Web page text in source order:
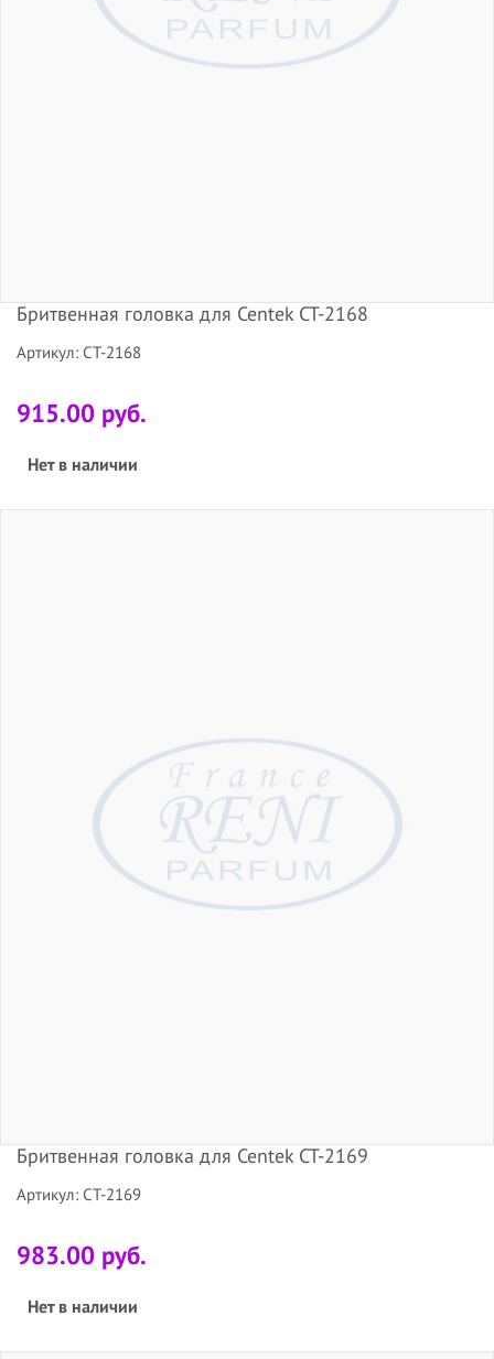
Бритвенная головка для Centek CT-2168
Артикул: CT-2168
915.00 руб.
Нет в наличии
Бритвенная головка для Centek CT-2169
Артикул: CT-2169
983.00 руб.
Нет в наличии